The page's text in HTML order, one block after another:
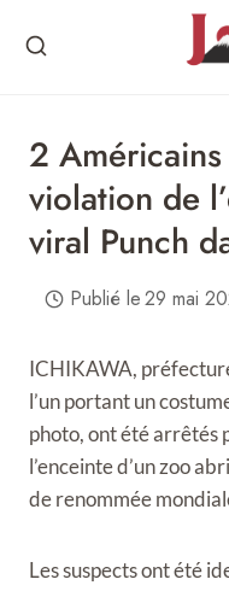
2
violation de
viral Punch
Publié le29 mai
ICHIKAWA,
l’un portant un
photo, ont été arrêtés
l’enceinte d’un zoo
de renommée
Les suspects ont été